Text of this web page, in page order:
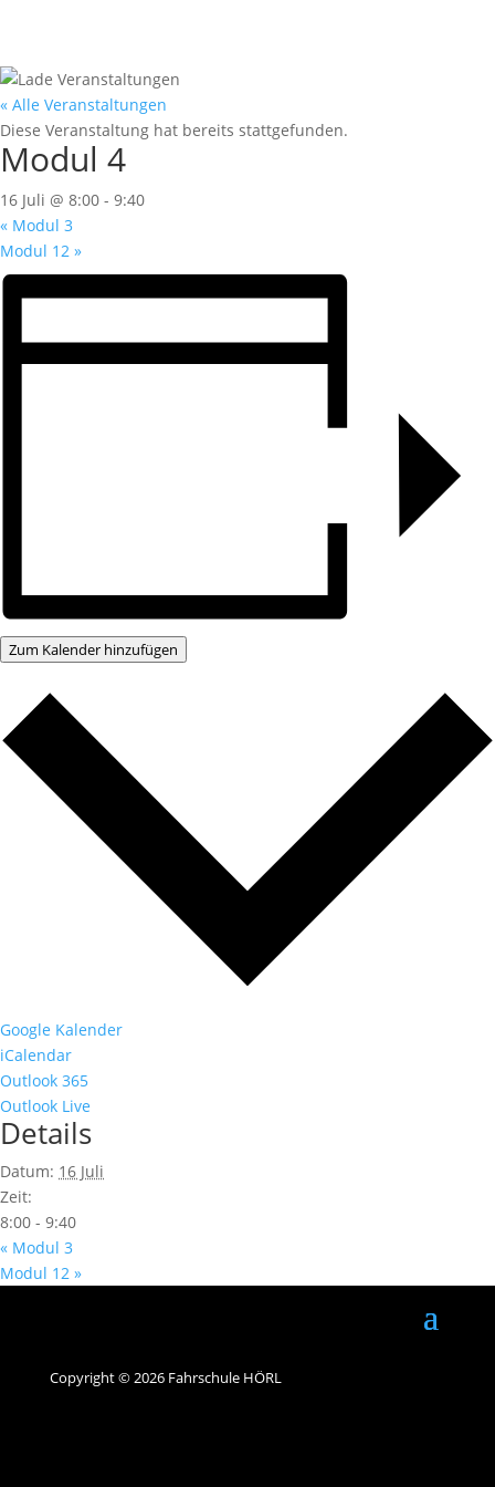
« Alle Veranstaltungen
Diese Veranstaltung hat bereits stattgefunden.
Modul 4
16 Juli @ 8:00 - 9:40
« Modul 3
Modul 12 »
Zum Kalender hinzufügen
Google Kalender
iCalendar
Outlook 365
Outlook Live
Details
Datum: 16 Juli
Zeit:
8:00 - 9:40
« Modul 3
Modul 12 »
Copyright © 2026 Fahrschule HÖRL